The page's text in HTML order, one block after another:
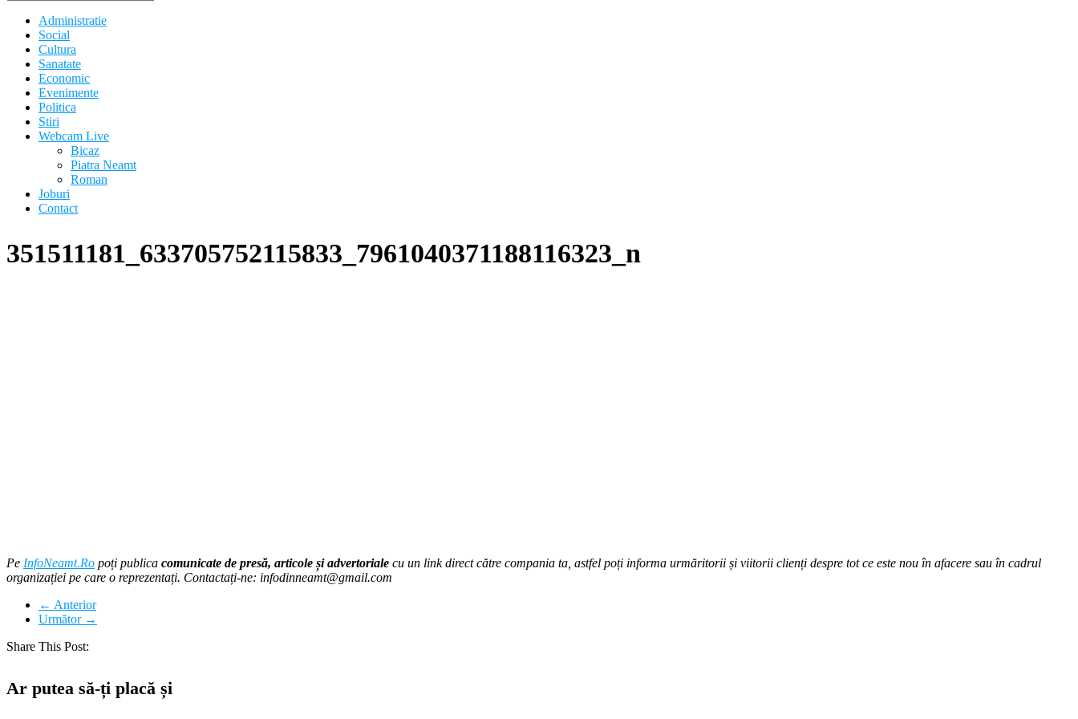
Administratie
Social
Cultura
Sanatate
Economic
Evenimente
Politica
Stiri
Webcam Live
Bicaz
Piatra Neamt
Roman
Joburi
Contact
351511181_633705752115833_7961040371188116323_n
Pe InfoNeamt.Ro poți publica comunicate de presă, articole și advertoriale cu un link direct către compania ta, astfel poți informa urmăritorii și viitorii clienți despre tot ce este nou în afacere sau în cadrul
organizației pe care o reprezentați. Contactați-ne: infodinneamt@gmail.com
← Anterior
Următor →
Share This Post:
Ar putea să-ți placă și